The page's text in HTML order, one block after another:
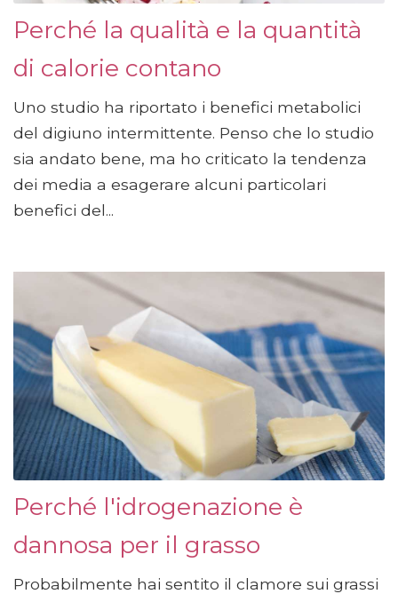
Perché la qualità e la quantità
di calorie contano
Uno studio ha riportato i benefici metabolici
del digiuno intermittente. Penso che lo studio
sia andato bene, ma ho criticato la tendenza
dei media a esagerare alcuni particolari
benefici del...
Perché l'idrogenazione è
dannosa per il grasso
Probabilmente hai sentito il clamore sui grassi